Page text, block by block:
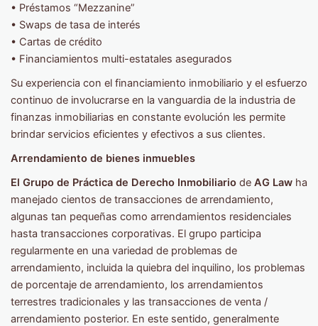
• Préstamos “Mezzanine”
• Swaps de tasa de interés
• Cartas de crédito
• Financiamientos multi-estatales asegurados
Su experiencia con el financiamiento inmobiliario y el esfuerzo
continuo de involucrarse en la vanguardia de la industria de
finanzas inmobiliarias en constante evolución les permite
brindar servicios eficientes y efectivos a sus clientes.
Arrendamiento de bienes inmuebles
El Grupo de Práctica de Derecho Inmobiliario de AG Law ha
manejado cientos de transacciones de arrendamiento,
algunas tan pequeñas como arrendamientos residenciales
hasta transacciones corporativas. El grupo participa
regularmente en una variedad de problemas de
arrendamiento, incluida la quiebra del inquilino, los problemas
de porcentaje de arrendamiento, los arrendamientos
terrestres tradicionales y las transacciones de venta /
arrendamiento posterior. En este sentido, generalmente